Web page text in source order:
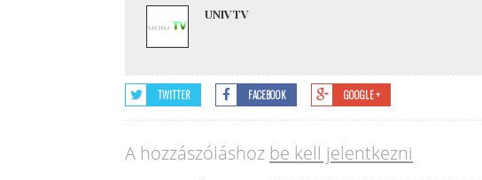
UNIVTV
TWITTER FACEBOOK GOOGLE +
A hozzászóláshoz be kell jelentkezni